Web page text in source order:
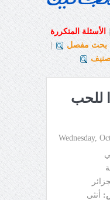
الأسئلة المتكررة
بحث مفصل
للحب
Wednesday,
أنثى